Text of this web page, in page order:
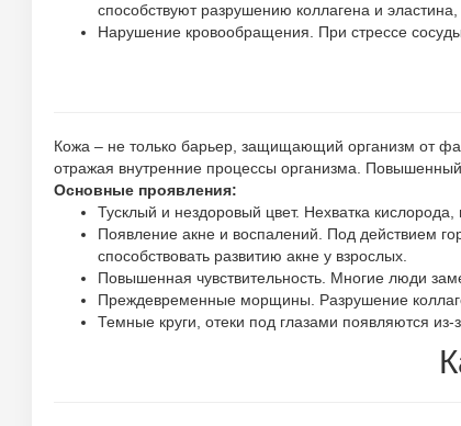
способствуют разрушению коллагена и эластина,
Нарушение кровообращения. При стрессе
Кожа – не только барьер, защищающий организм от
отражая внутренние процессы организма. Повышенный
Основные проявления:
Тусклый и нездоровый цвет. Нехватка
Появление акне и воспалений. Под действием
способствовать развитию акне у взрослых.
Повышенная чувствительность. Многие люди
Преждевременные морщины. Разрушение
Темные круги, отеки под глазами появляются из-